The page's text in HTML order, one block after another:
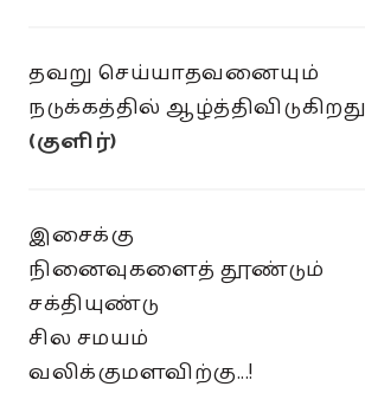
தவறு செய்யாதவனையும்
நடுக்கத்தில் ஆழ்த்திவிடுகிறது
(குளிர்)
இசைக்கு
நினைவுகளைத் தூண்டும்
சக்தியுண்டு
சில சமயம்
வலிக்குமளவிற்கு...!